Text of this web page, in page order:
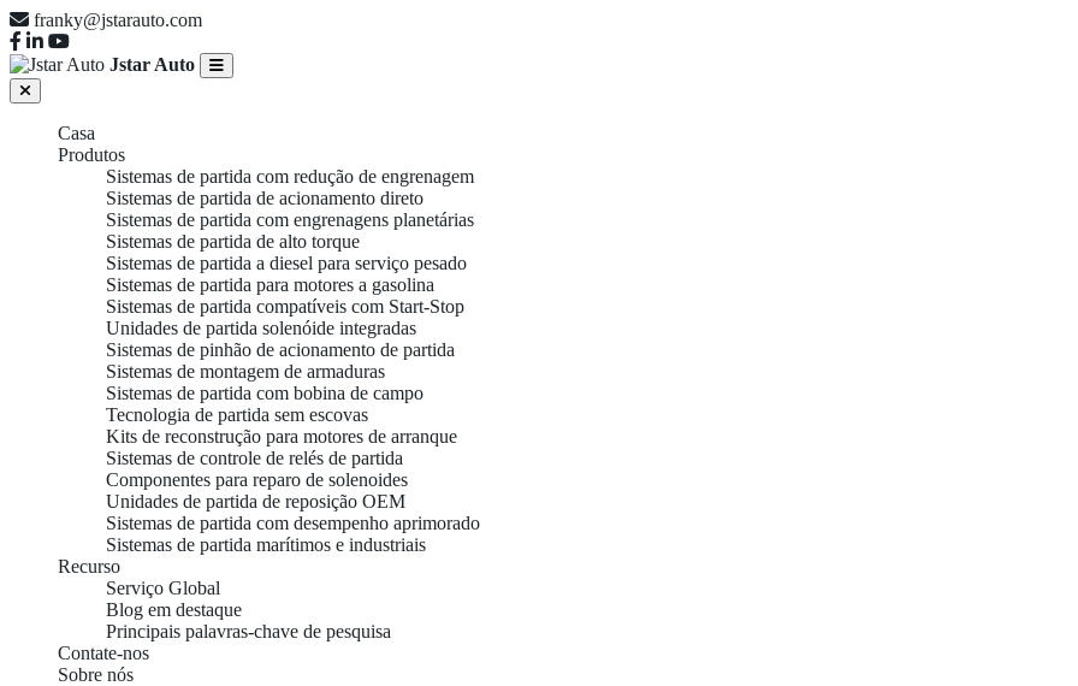
franky@jstarauto.com
Jstar Auto
Casa
Produtos
Sistemas de partida com redução de engrenagem
Sistemas de partida de acionamento direto
Sistemas de partida com engrenagens planetárias
Sistemas de partida de alto torque
Sistemas de partida a diesel para serviço pesado
Sistemas de partida para motores a gasolina
Sistemas de partida compatíveis com Start-Stop
Unidades de partida solenóide integradas
Sistemas de pinhão de acionamento de partida
Sistemas de montagem de armaduras
Sistemas de partida com bobina de campo
Tecnologia de partida sem escovas
Kits de reconstrução para motores de arranque
Sistemas de controle de relés de partida
Componentes para reparo de solenoides
Unidades de partida de reposição OEM
Sistemas de partida com desempenho aprimorado
Sistemas de partida marítimos e industriais
Recurso
Serviço Global
Blog em destaque
Principais palavras-chave de pesquisa
Contate-nos
Sobre nós